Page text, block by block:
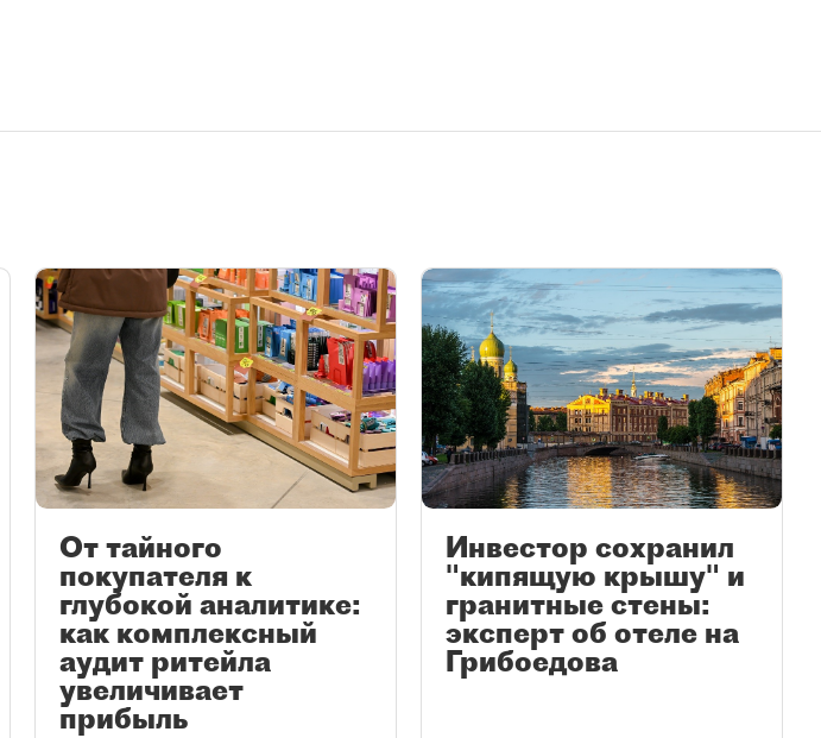
От тайного
покупателя к
глубокой аналитике:
как комплексный
аудит ритейла
увеличивает
прибыль
Инвестор сохранил
"кипящую крышу" и
гранитные стены:
эксперт об отеле на
Грибоедова